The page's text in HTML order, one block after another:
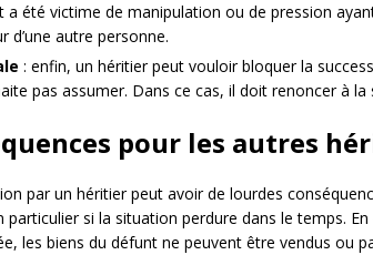
a été victime de manipulation ou de pression
d’une autre personne.
: enfin, un héritier peut vouloir bloquer la
pas assumer. Dans ce cas, il doit renoncer à la
pour les autres
par un héritier peut avoir de lourdes
si la situation perdure dans le temps.
les biens du défunt ne peuvent être vendus ou